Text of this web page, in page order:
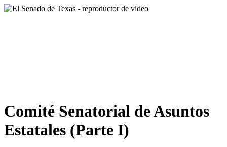
Comité Senatorial de Asuntos
Estatales (Parte I)